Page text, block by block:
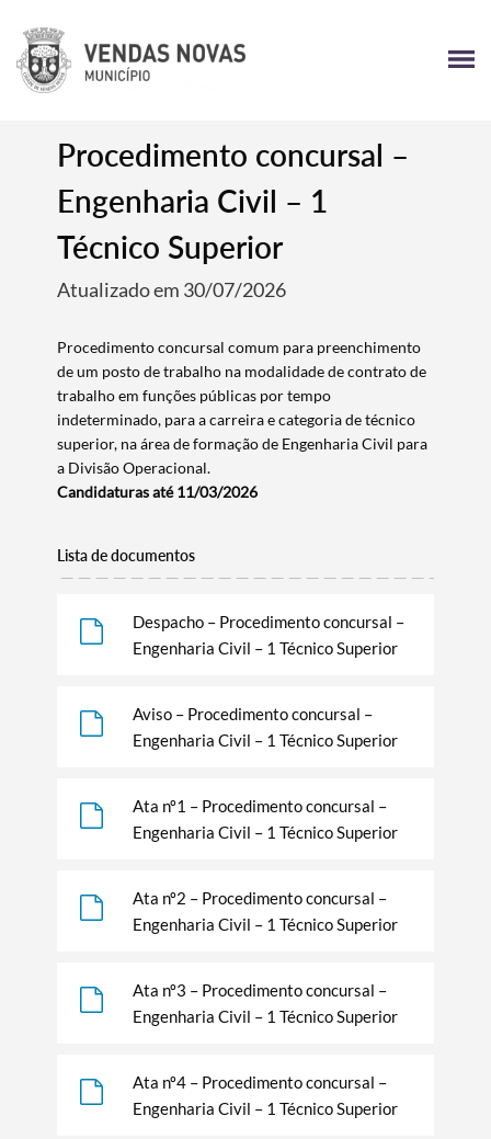
Procedimento concursal –
Engenharia Civil – 1
Técnico Superior
Atualizado em 30/07/2026
Procedimento concursal comum para preenchimento
de um posto de trabalho na modalidade de contrato de
trabalho em funções públicas por tempo
indeterminado, para a carreira e categoria de técnico
superior, na área de formação de Engenharia Civil para
a Divisão Operacional.
Candidaturas até 11/03/2026
Lista de documentos
Despacho – Procedimento concursal –
Engenharia Civil – 1 Técnico Superior
Aviso – Procedimento concursal –
Engenharia Civil – 1 Técnico Superior
Ata nº1 – Procedimento concursal –
Engenharia Civil – 1 Técnico Superior
Ata nº2 – Procedimento concursal –
Engenharia Civil – 1 Técnico Superior
Ata nº3 – Procedimento concursal –
Engenharia Civil – 1 Técnico Superior
Ata nº4 – Procedimento concursal –
Engenharia Civil – 1 Técnico Superior